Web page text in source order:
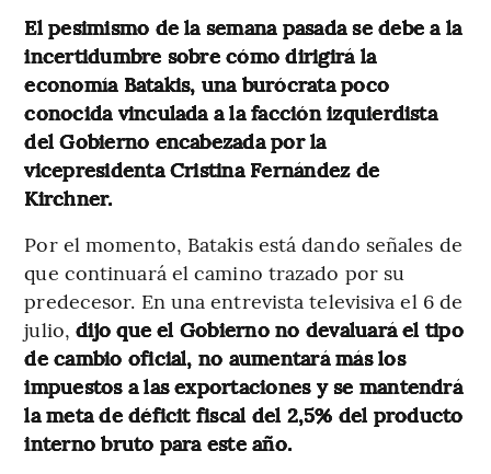
El pesimismo de la semana pasada se debe a la
incertidumbre sobre cómo dirigirá la
economía Batakis, una burócrata poco
conocida vinculada a la facción izquierdista
del Gobierno encabezada por la
vicepresidenta Cristina Fernández de
Kirchner.
Por el momento, Batakis está dando señales de
que continuará el camino trazado por su
predecesor. En una entrevista televisiva el 6 de
julio,dijo que el Gobierno no devaluará el tipo
de cambio oficial, no aumentará más los
impuestos a las exportaciones y se mantendrá
la meta de déficit fiscal del 2,5% del producto
interno bruto para este año.